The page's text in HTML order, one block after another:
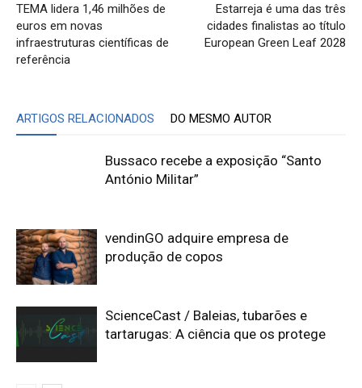
TEMA lidera 1,46 milhões de
euros em novas
infraestruturas científicas de
referência
Estarreja é uma das três
cidades finalistas ao título
European Green Leaf 2028
ARTIGOS RELACIONADOS DO MESMO AUTOR
Bussaco recebe a exposição “Santo
António Militar”
vendinGO adquire empresa de
produção de copos
ScienceCast / Baleias, tubarões e
tartarugas: A ciência que os protege